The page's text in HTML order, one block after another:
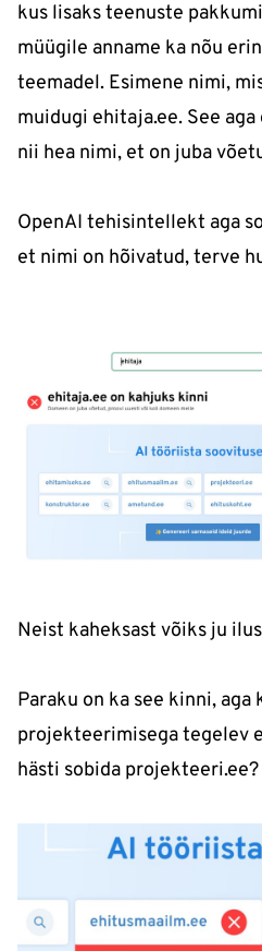
kus lisaks teenuste
müügile anname ka nõu
teemadel. Esimene nimi,
muidugi ehitaja.ee. See
nii hea nimi, et on juba
OpenAI tehisintellekt aga
et nimi on hõivatud, terve
Neist kaheksast võiks ju
Paraku on ka see kinni, aga
projekteerimisega tegelev
hästi sobida projekteeri.ee?